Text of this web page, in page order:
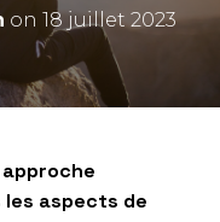
on 18 juillet 2023
approche
aspects de